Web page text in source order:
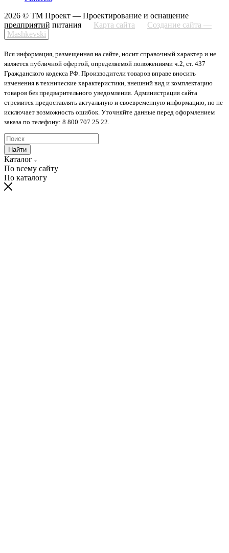
2026 © ТМ Проект — Проектирование и оснащение
предприятий питания
Карта сайта
Создание сайта —
Mashkevski
Вся информация, размещенная на сайте, носит справочный характер и не
является публичной офертой, определяемой положениями ч.2, ст. 437
Гражданского кодекса РФ. Производители товаров вправе вносить
изменения в технические характеристики, внешний вид и комплектацию
товаров без предварительного уведомления. Администрация сайта
стремится предоставлять актуальную и своевременную информацию, но не
исключает возможность ошибок. Уточняйте данные перед оформлением
заказа по телефону: 8 800 707 25 22.
Найти
Каталог
По всему сайту
По каталогу